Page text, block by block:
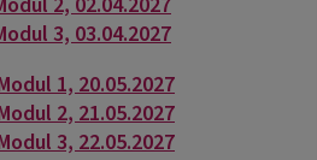
3, 03.04.2027
1, 20.05.2027
2, 21.05.2027
3, 22.05.2027